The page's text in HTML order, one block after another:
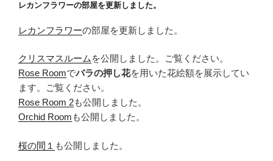
ン
レカンフラワーの部屋を更新しました。
レカンフラワーの部屋を更新しました。
クリスマスルームを公開しました。ご覧ください。
Rose Roomでバラの押し花を用いた花絵額を展示してい
ます。ご覧ください。
Rose Room 2も公開しました。
Orchid Room も公開しました。
桜の間１ も公開しました。